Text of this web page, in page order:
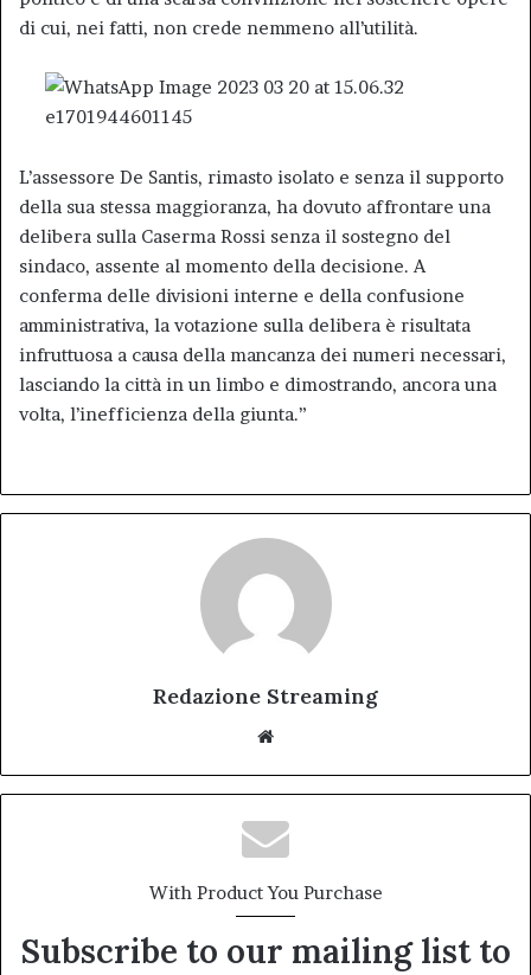
di cui, nei fatti, non crede nemmeno all’utilità.
L’assessore De Santis, rimasto isolato e senza il supporto
della sua stessa maggioranza, ha dovuto affrontare una
delibera sulla Caserma Rossi senza il sostegno del
sindaco, assente al momento della decisione. A
conferma delle divisioni interne e della confusione
amministrativa, la votazione sulla delibera è risultata
infruttuosa a causa della mancanza dei numeri necessari,
lasciando la città in un limbo e dimostrando, ancora una
volta, l’inefficienza della giunta.”
Redazione Streaming
With Product You Purchase
Subscribe to our mailing list to